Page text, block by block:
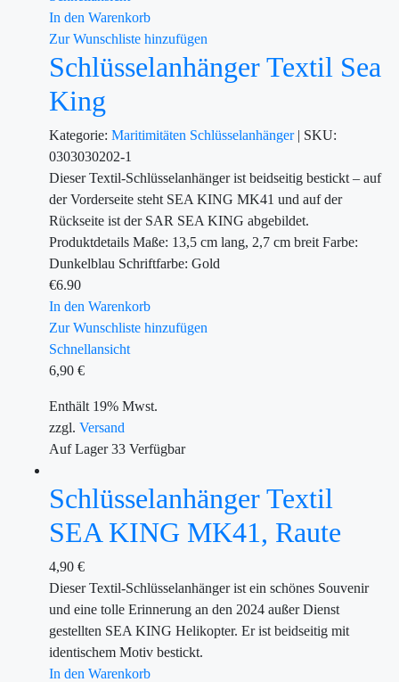
In den Warenkorb
Zur Wunschliste hinzufügen
Schlüsselanhänger Textil Sea
King
Kategorie: Maritimitäten Schlüsselanhänger | SKU:
0303030202-1
Dieser Textil-Schlüsselanhänger ist beidseitig bestickt – auf
der Vorderseite steht SEA KING MK41 und auf der
Rückseite ist der SAR SEA KING abgebildet.
Produktdetails Maße: 13,5 cm lang, 2,7 cm breit Farbe:
Dunkelblau Schriftfarbe: Gold
€6.90
In den Warenkorb
Zur Wunschliste hinzufügen
Schnellansicht
6,90 €
Enthält 19% Mwst.
zzgl. Versand
Auf Lager33 Verfügbar
Schlüsselanhänger Textil
SEA KING MK41, Raute
4,90 €
Dieser Textil-Schlüsselanhänger ist ein schönes Souvenir
und eine tolle Erinnerung an den 2024 außer Dienst
gestellten SEA KING Helikopter. Er ist beidseitig mit
identischem Motiv bestickt.
In den Warenkorb